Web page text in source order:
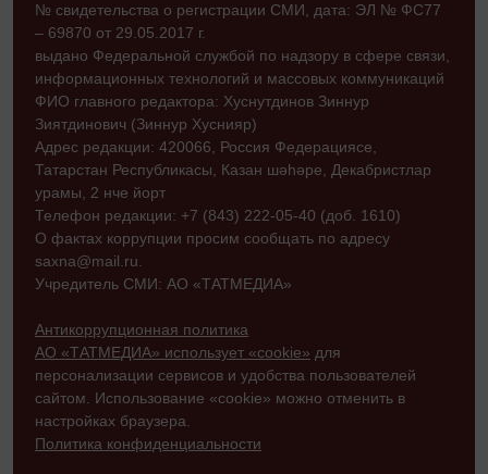
№ свидетельства о регистрации СМИ, дата: ЭЛ № ФС77
– 69870 от 29.05.2017 г.
выдано Федеральной службой по надзору в сфере связи,
информационных технологий и массовых коммуникаций
ФИО главного редактора: Хуснутдинов Зиннур
Зиятдинович (Зиннур Хуснияр)
Адрес редакции: 420066, Россия Федерациясе,
Татарстан Республикасы, Казан шәһәре, Декабристлар
урамы, 2 нче йорт
Телефон редакции: +7 (843) 222-05-40 (доб. 1610)
О фактах коррупции просим сообщать по адресу
saxna@mail.ru.
Учредитель СМИ: АО «ТАТМЕДИА»
Антикоррупционная политика
АО «ТАТМЕДИА» использует «cookie» для
персонализации сервисов и удобства пользователей
сайтом. Использование «cookie» можно отменить в
настройках браузера.
Политика конфиденциальности